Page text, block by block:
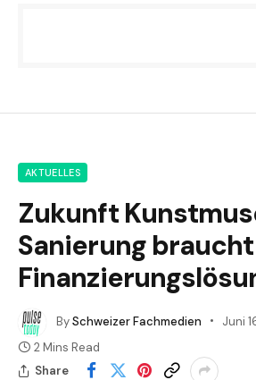
AKTUELLES
Zukunft
Sanierung
BySchweizer Fachmedien Juni
2 Mins Read
Share